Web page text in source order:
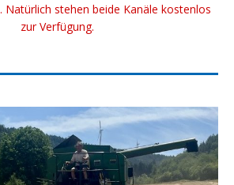
. Natürlich stehen beide Kanäle kostenlos
zur Verfügung.